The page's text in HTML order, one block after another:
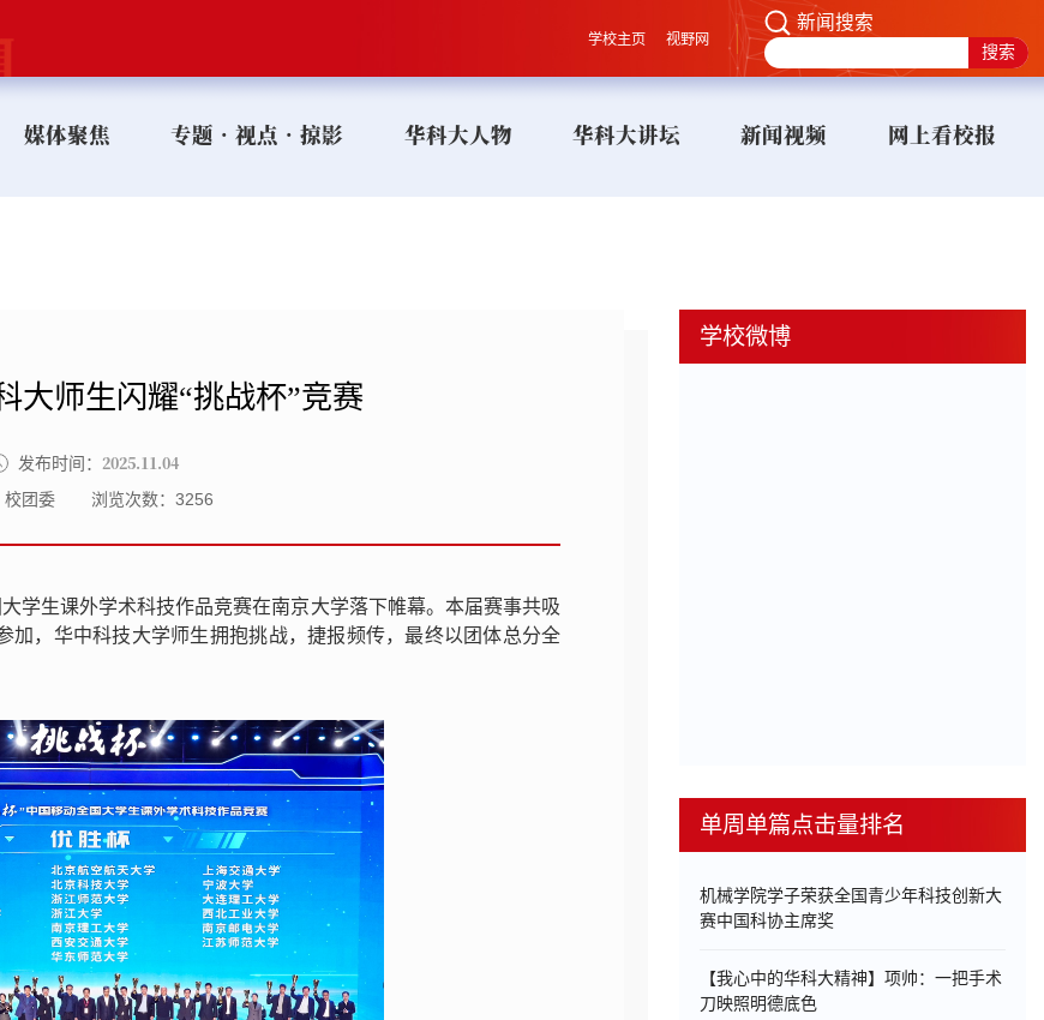
学校主页 视野网
新闻搜索
媒体聚焦 专题•视点•掠影 华科大人物 华科大讲坛 新闻视频 网上看校报
大师生闪耀“挑战杯”竞赛
发布时间： 2025.11.04
校团委 浏览次数： 3256
学生课外学术科技作品竞赛在南京大学落下帷幕。本届赛事共吸
加，华中科技大学师生拥抱挑战，捷报频传，最终以团体总分全
学校微博
单周单篇点击量排名
机械学院学子荣获全国青少年科技创新大
赛中国科协主席奖
【我心中的华科大精神】项帅：一把手术
刀映照明德底色